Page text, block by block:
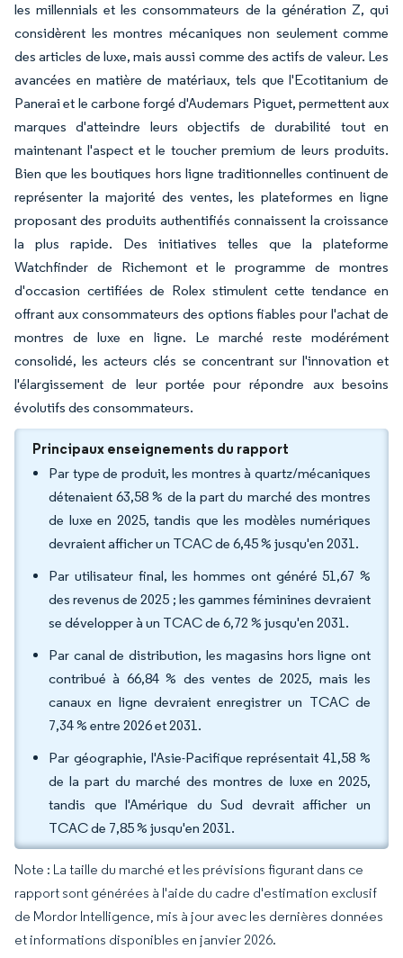
les millennials et les consommateurs de la génération Z, qui
considèrent les montres mécaniques non seulement comme
des articles de luxe, mais aussi comme des actifs de valeur. Les
avancées en matière de matériaux, tels que l'Ecotitanium de
Panerai et le carbone forgé d'Audemars Piguet, permettent aux
marques d'atteindre leurs objectifs de durabilité tout en
maintenant l'aspect et le toucher premium de leurs produits.
Bien que les boutiques hors ligne traditionnelles continuent de
représenter la majorité des ventes, les plateformes en ligne
proposant des produits authentifiés connaissent la croissance
la plus rapide. Des initiatives telles que la plateforme
Watchfinder de Richemont et le programme de montres
d'occasion certifiées de Rolex stimulent cette tendance en
offrant aux consommateurs des options fiables pour l'achat de
montres de luxe en ligne. Le marché reste modérément
consolidé, les acteurs clés se concentrant sur l'innovation et
l'élargissement de leur portée pour répondre aux besoins
évolutifs des consommateurs.
Principaux enseignements du rapport
Par type de produit, les montres à quartz/mécaniques
détenaient 63,58 % de la part du marché des montres
de luxe en 2025, tandis que les modèles numériques
devraient afficher un TCAC de 6,45 % jusqu'en 2031.
Par utilisateur final, les hommes ont généré 51,67 %
des revenus de 2025 ; les gammes féminines devraient
se développer à un TCAC de 6,72 % jusqu'en 2031.
Par canal de distribution, les magasins hors ligne ont
contribué à 66,84 % des ventes de 2025, mais les
canaux en ligne devraient enregistrer un TCAC de
7,34 % entre 2026 et 2031.
Par géographie, l'Asie-Pacifique représentait 41,58 %
de la part du marché des montres de luxe en 2025,
tandis que l'Amérique du Sud devrait afficher un
TCAC de 7,85 % jusqu'en 2031.
Note : La taille du marché et les prévisions figurant dans ce
rapport sont générées à l'aide du cadre d'estimation exclusif
de Mordor Intelligence, mis à jour avec les dernières données
et informations disponibles en janvier 2026.